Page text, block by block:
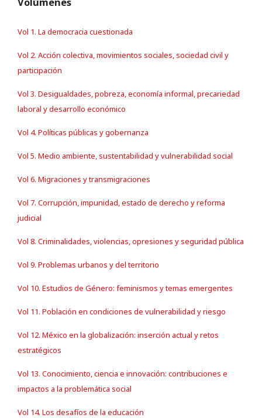
Vol 1. La democracia cuestionada
Vol 2. Acción colectiva, movimientos sociales, sociedad civil y
participación
Vol 3. Desigualdades, pobreza, economía informal, precariedad
laboral y desarrollo económico
Vol 4. Políticas públicas y gobernanza
Vol 5. Medio ambiente, sustentabilidad y vulnerabilidad social
Vol 6. Migraciones y transmigraciones
Vol 7. Corrupción, impunidad, estado de derecho y reforma
judicial
Vol 8. Criminalidades, violencias, opresiones y seguridad pública
Vol 9. Problemas urbanos y del territorio
Vol 10. Estudios de Género: feminismos y temas emergentes
Vol 11. Población en condiciones de vulnerabilidad y riesgo
Vol 12. México en la globalización: inserción actual y retos
estratégicos
Vol 13. Conocimiento, ciencia e innovación: contribuciones e
impactos a la problemática social
Vol 14. Los desafíos de la educación